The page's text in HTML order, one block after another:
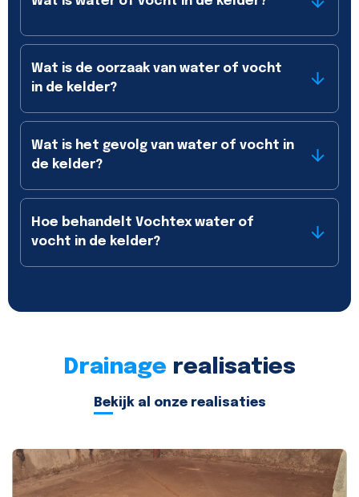
Wat is de oorzaak van water of vocht
in de kelder?
Wat is het gevolg van water of vocht in
de kelder?
Hoe behandelt Vochtex water of
vocht in de kelder?
Drainage realisaties
Bekijk al onze realisaties